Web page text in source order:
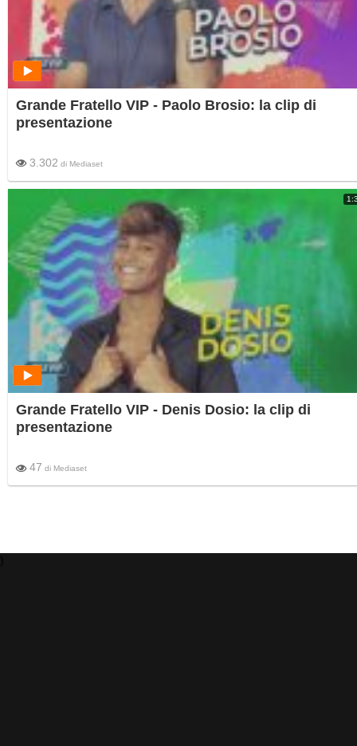
Grande Fratello VIP - Paolo Brosio: la clip di
presentazione
3.302 di Mediaset
Grande Fratello VIP - Denis Dosio: la clip di
presentazione
47 di Mediaset